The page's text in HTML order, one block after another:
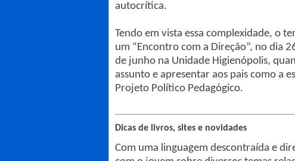
autocrítica.
Tendo em vista essa complexidade, o
um “Encontro com a Direção”, no dia
de junho na Unidade Higienópolis,
assunto e apresentar aos pais como a
Projeto Político Pedagógico.
Dicas de livros, sites e novidades
Com uma linguagem descontraída e